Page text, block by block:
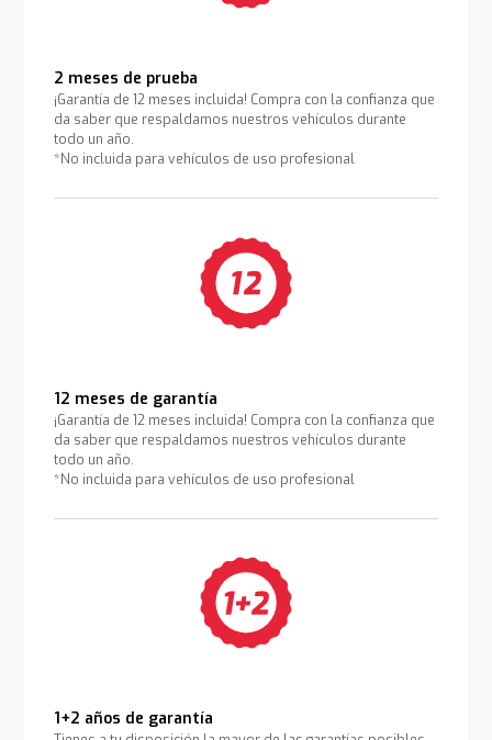
2 meses de prueba
¡Garantía de 12 meses incluida! Compra con la confianza que
da saber que respaldamos nuestros vehículos durante
todo un año.
*No incluida para vehículos de uso profesional
12 meses de garantía
¡Garantía de 12 meses incluida! Compra con la confianza que
da saber que respaldamos nuestros vehículos durante
todo un año.
*No incluida para vehículos de uso profesional
1+2 años de garantía